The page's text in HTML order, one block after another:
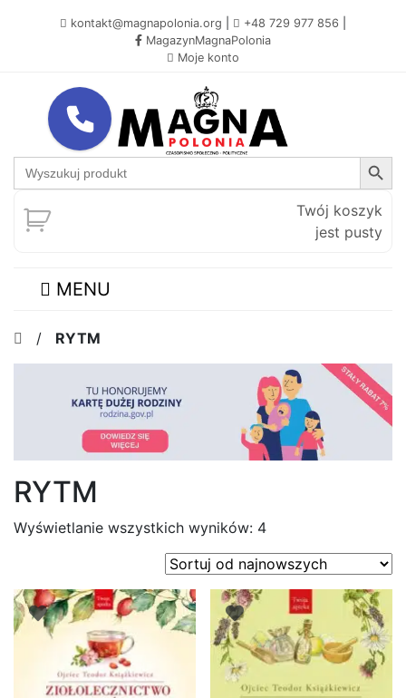
kontakt@magnapolonia.org +48 729 977 856
MagazynMagnaPolonia
Moje konto
Search
for:
Search Button
Twój koszyk
jest pusty
MENU
/ RYTM
RYTM
Wyświetlanie wszystkich wyników: 4Posortowane
według
najnowszych